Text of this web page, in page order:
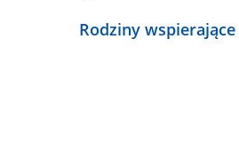
Rodziny wspierające